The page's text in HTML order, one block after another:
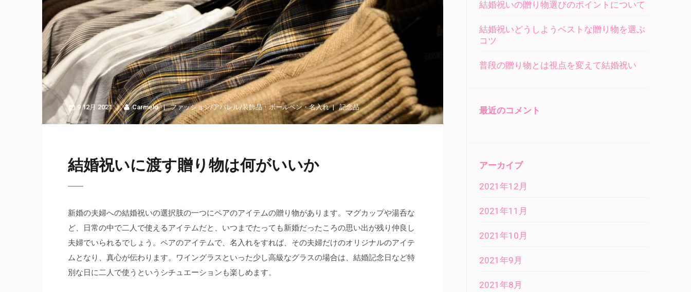
9 12月 2021 Carmelo ファッション/アパレル/装飾品・ボールペン・名入れ 記念品
結婚祝いに渡す贈り物は何がいいか
新婚の夫婦への結婚祝いの選択肢の一つにペアのアイテムの贈り物があります。 マグカップや湯呑な
ど、日常の中で二人で使えるアイテムだと、いつまでたっても新婚だったころの思い出が残り仲良し
夫婦でいられるでしょう。ペアのアイテムで、名入れをすれば、その夫婦だけのオリジナルのアイテ
ムとなり、真心が伝わります。ワイングラスといった少し高級なグラスの場合は、結婚記念日など特
別な日に二人で使うというシチュエーションも楽しめます。
結婚祝いの贈り物選びのポイントについて
結婚祝いどうしようベストな贈り物を選ぶ
コツ
普段の贈り物とは視点を変えて結婚祝い
最近のコメント
アーカイブ
2021年12月
2021年11月
2021年10月
2021年9月
2021年8月